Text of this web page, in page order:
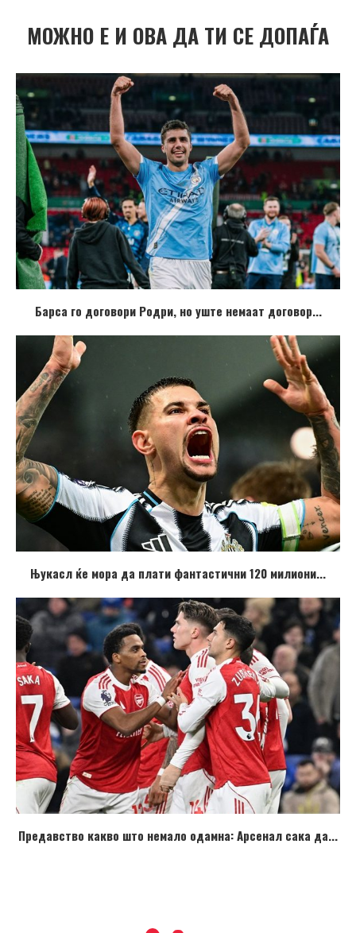
МОЖНО Е И ОВА ДА ТИ СЕ ДОПАЃА
Барса го договори Родри, но уште немаат договор...
Њукасл ќе мора да плати фантастични 120 милиони...
Предавство какво што немало одамна: Арсенал сака да...